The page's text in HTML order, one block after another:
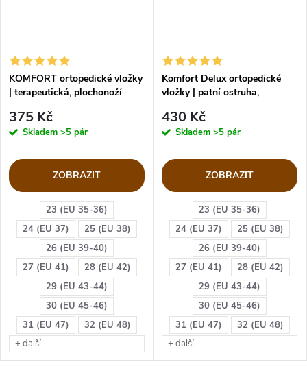
23 (EU 35-36)
24 (EU 37)
25 (EU 38)
26 (EU 39-40)
27 (EU 41)
28 (EU 42)
29 (EU 43-44)
30 (EU 45-46)
31 (EU 47)
32 (EU 48)
+ další
KOMFORT ortopedické vložky
| terapeutická, plochonoží
375 Kč
Skladem >5 pár
ZOBRAZIT
23 (EU 35-36)
24 (EU 37)
25 (EU 38)
26 (EU 39-40)
27 (EU 41)
28 (EU 42)
29 (EU 43-44)
30 (EU 45-46)
31 (EU 47)
32 (EU 48)
+ další
Komfort Delux ortopedické
vložky | patní ostruha,
430 Kč
Skladem >5 pár
ZOBRAZIT